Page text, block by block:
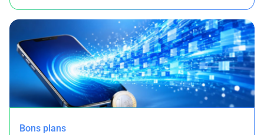
Bons plans